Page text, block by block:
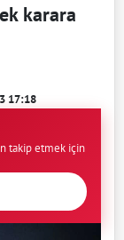
karara
17:18
takip etmek için